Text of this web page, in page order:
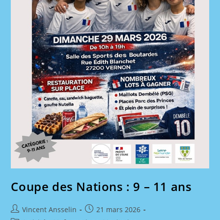
Coupe des Nations : 9 – 11 ans
Auteur/autrice
Vincent Ansselin
Publication
21 mars 2026